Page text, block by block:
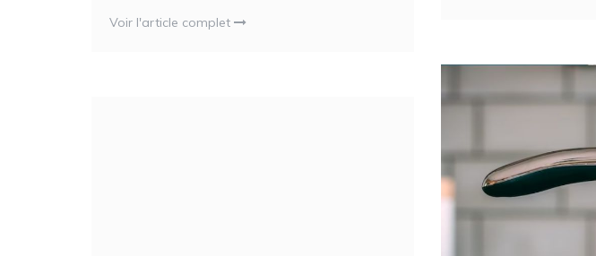
Voir l'article complet